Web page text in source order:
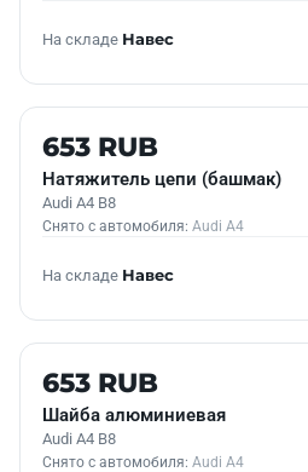
На складе Навес
Б/У В НАЛИЧИИ
653 RUB
Натяжитель цепи (башмак)
Audi A4 B8
Снято с автомобиля: Audi A4
На складе Навес
Б/У В НАЛИЧИИ
653 RUB
Шайба алюминиевая
Audi A4 B8
Снято с автомобиля: Audi A4